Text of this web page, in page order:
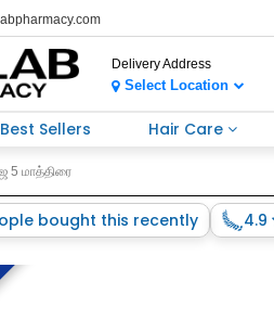
Delivery Address
Select Location
Best Sellers Hair Care
5 மாத்திரை
bought this recently 4.9